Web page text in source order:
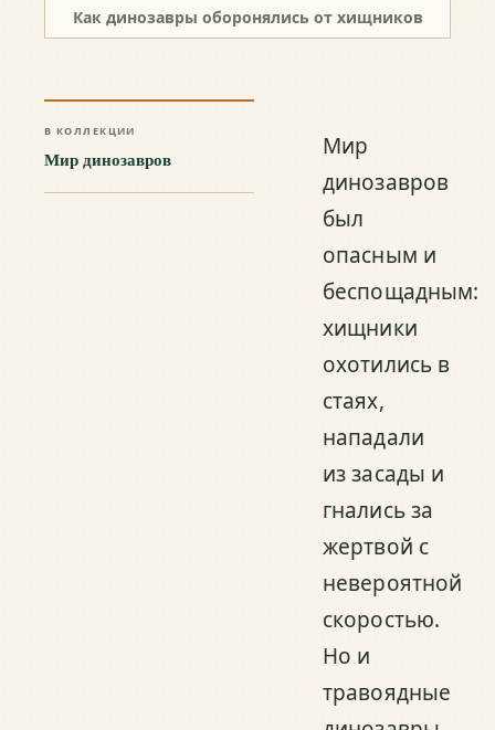
Как динозавры оборонялись от хищников
В КОЛЛЕКЦИИ
Мир динозавров
Мир
динозавров
был
опасным и
беспощадным:
хищники
охотились в
стаях,
нападали
из засады и
гнались за
жертвой с
невероятной
скоростью.
Но и
травоядные